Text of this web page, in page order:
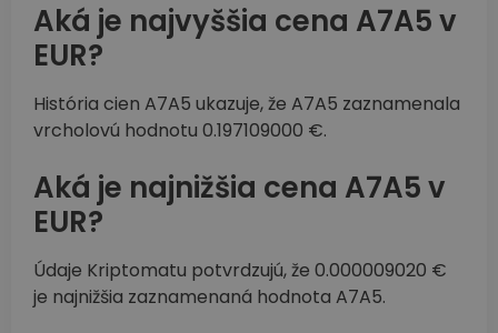
Aká je najvyššia cena A7A5 v
EUR?
História cien A7A5 ukazuje, že A7A5 zaznamenala
vrcholovú hodnotu 0.197109000 €.
Aká je najnižšia cena A7A5 v
EUR?
Údaje Kriptomatu potvrdzujú, že 0.000009020 €
je najnižšia zaznamenaná hodnota A7A5.